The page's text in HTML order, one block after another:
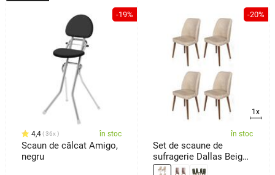
-19%
4,4 36x în stoc
Scaun de călcat Amigo,
negru
-20%
1x
în stoc
Set de scaune de
sufragerie Dallas Beige
and Brown, 4 buc.